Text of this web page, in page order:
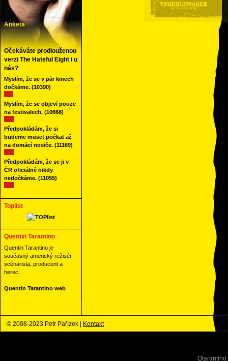
Anketa
Očekáváte prodlouženou
verzi The Hateful Eight i u
nás?
Myslím, že se v pár kinech
dočkáme. (10390)
Myslím, že se objeví pouze
na festivalech. (10668)
Předpokládám, že si
budeme muset počkat až
na domácí nosiče. (11169)
Předpokládám, že se ji v
ČR oficiálně nikdy
nedočkáme. (11055)
Toplist
Quentin Tarantino
Quentin Tarantino je
současný americký režisér,
scénárista, producent a
herec.
Quentin Tarantino web
© 2008-2023 Petr Pařízek | Kontakt